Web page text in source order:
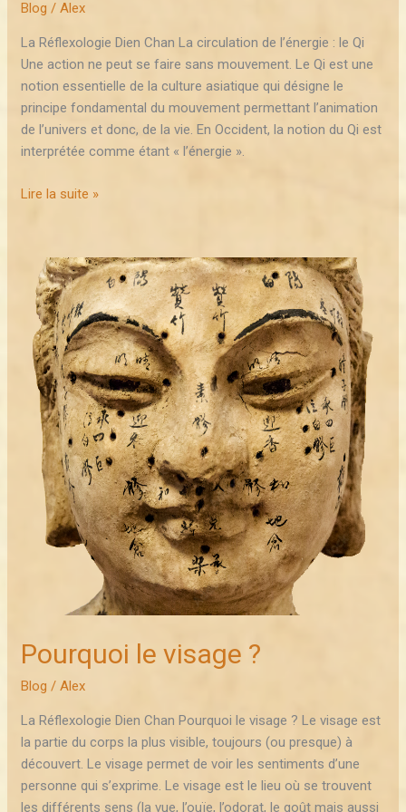
Blog /Alex
La Réflexologie Dien Chan La circulation de l’énergie : le Qi
Une action ne peut se faire sans mouvement. Le Qi est une
notion essentielle de la culture asiatique qui désigne le
principe fondamental du mouvement permettant l’animation
de l’univers et donc, de la vie. En Occident, la notion du Qi est
interprétée comme étant « l’énergie ».
Lire la suite »
Pourquoi le visage ?
Blog /Alex
La Réflexologie Dien Chan Pourquoi le visage ? Le visage est
la partie du corps la plus visible, toujours (ou presque) à
découvert. Le visage permet de voir les sentiments d’une
personne qui s’exprime. Le visage est le lieu où se trouvent
les différents sens (la vue, l’ouïe, l’odorat, le goût mais aussi
Pourquoi
visage ?